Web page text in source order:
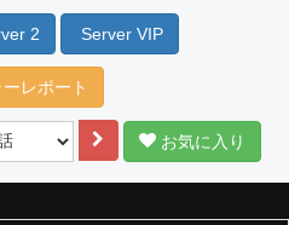
2 Server VIP
レポート
お気に入り